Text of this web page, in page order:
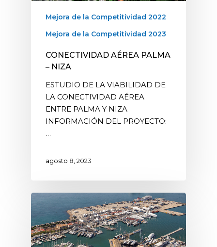
Mejora de la Competitividad 2022
Mejora de la Competitividad 2023
CONECTIVIDAD AÉREA PALMA
– NIZA
ESTUDIO DE LA VIABILIDAD DE
LA CONECTIVIDAD AÉREA
ENTRE PALMA Y NIZA
INFORMACIÓN DEL PROYECTO:
…
agosto 8, 2023